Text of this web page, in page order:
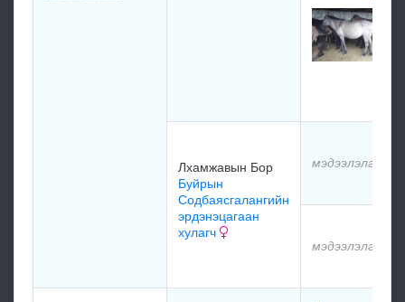
Лхамжавын Бор
Буйрын
Содбаясгалангийн
эрдэнэцагаан
хулагч
мэдээлэлгүй
мэдээлэлгүй